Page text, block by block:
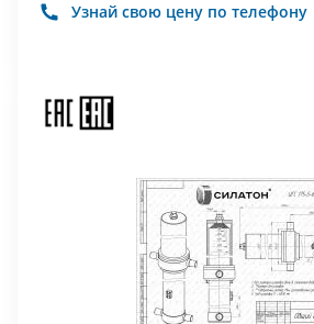
Узнай свою цену по телефону